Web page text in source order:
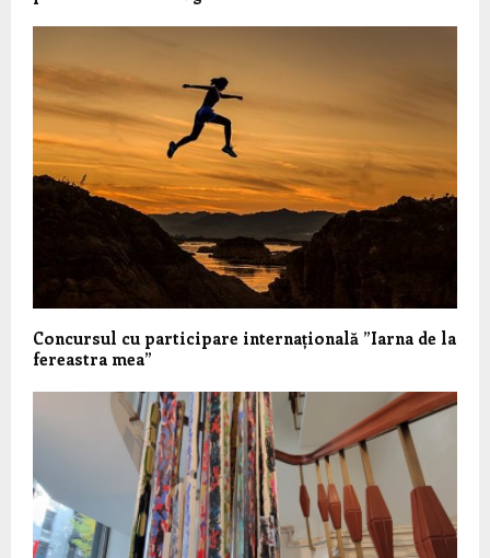
Concursul cu participare internațională ”Iarna de la
fereastra mea”